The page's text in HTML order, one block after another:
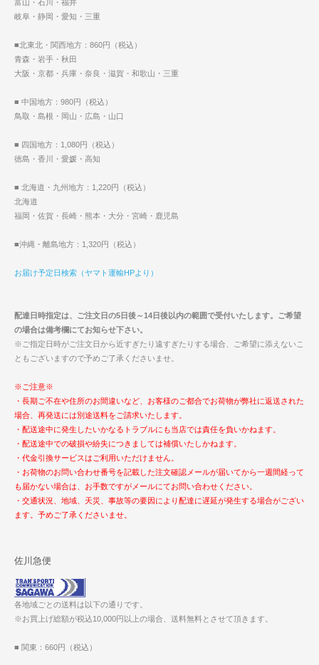
富山・石川・福井
岐阜・静岡・愛知・三重
■北東北・関西地方：860円（税込）
青森・岩手・秋田
大阪・京都・兵庫・奈良・滋賀・和歌山・三重
■ 中国地方：980円（税込）
鳥取・島根・岡山・広島・山口
■ 四国地方：1,080円（税込）
徳島・香川・愛媛・高知
■ 北海道・九州地方：1,220円（税込）
北海道
福岡・佐賀・長崎・熊本・大分・宮崎・鹿児島
■沖縄・離島地方：1,320円（税込）
お届け予定日検索（ヤマト運輸HPより）
配達日時指定は、ご注文日の5日後～14日後以内の範囲で受付いたします。ご希望
の場合は備考欄にてお知らせ下さい。
※ご指定日時がご注文日から近すぎたり遠すぎたりする場合、ご希望に添えないこ
ともございますので予めご了承くださいませ。
※ご注意※
・長期ご不在や住所のお間違いなど、お客様のご都合でお荷物が弊社に返送された
場合、再発送には別途送料をご請求いたします。
・配送途中に発生したいかなるトラブルにも当店では責任を負いかねます。
・配送途中での破損や紛失につきましては補償いたしかねます。
・代金引換サービスはご利用いただけません。
・お荷物のお問い合わせ番号を記載した注文確認メールが届いてから一週間経って
も届かない場合は、お手数ですがメールにてお問い合わせください。
・交通状況、地域、天災、事故等の要因により配達に遅延が発生する場合がござい
ます。予めご了承くださいませ。
佐川急便
各地域ごとの送料は以下の通りです。
※お買上げ総額が税込10,000円以上の場合、送料無料とさせて頂きます。
■ 関東：660円（税込）